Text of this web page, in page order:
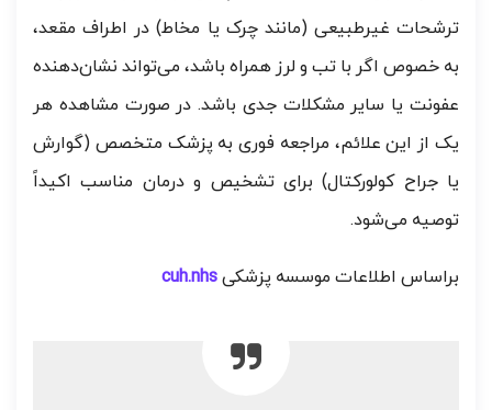
ترشحات غیرطبیعی (مانند چرک یا مخاط) در اطراف مقعد،
به خصوص اگر با تب و لرز همراه باشد، می‌تواند نشان‌دهنده
عفونت یا سایر مشکلات جدی باشد. در صورت مشاهده هر
یک از این علائم، مراجعه فوری به پزشک متخصص (گوارش
یا جراح کولورکتال) برای تشخیص و درمان مناسب اکیداً
توصیه می‌شود.
براساس اطلاعات موسسه پزشکیcuh.nhs